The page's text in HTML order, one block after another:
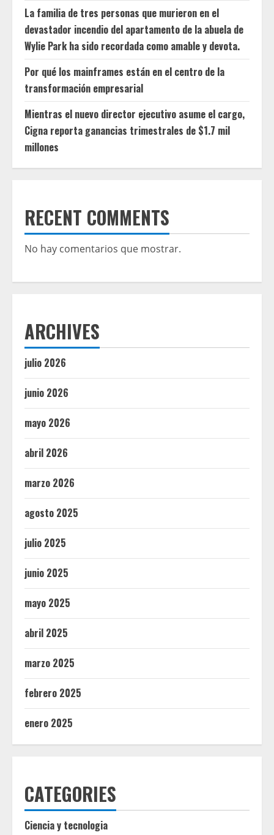
La familia de tres personas que murieron en el
devastador incendio del apartamento de la abuela de
Wylie Park ha sido recordada como amable y devota.
Por qué los mainframes están en el centro de la
transformación empresarial
Mientras el nuevo director ejecutivo asume el cargo,
Cigna reporta ganancias trimestrales de $1.7 mil
millones
RECENT COMMENTS
No hay comentarios que mostrar.
ARCHIVES
julio 2026
junio 2026
mayo 2026
abril 2026
marzo 2026
agosto 2025
julio 2025
junio 2025
mayo 2025
abril 2025
marzo 2025
febrero 2025
enero 2025
CATEGORIES
Ciencia y tecnologia